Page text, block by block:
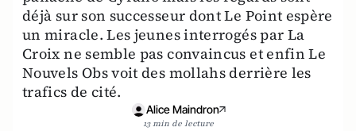
déjà sur son successeur dont Le Point espère
un miracle. Les jeunes interrogés par La
Croix ne semble pas convaincus et enfin Le
Nouvels Obs voit des mollahs derrière les
trafics de cité.
Alice Maindron
13 min de lecture